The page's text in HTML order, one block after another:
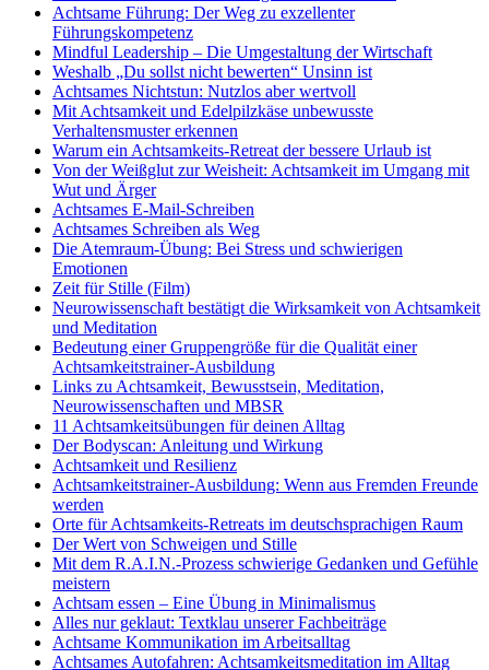
Achtsame Führung: Der Weg zu exzellenter
Führungskompetenz
Mindful Leadership – Die Umgestaltung der Wirtschaft
Weshalb „Du sollst nicht bewerten“ Unsinn ist
Achtsames Nichtstun: Nutzlos aber wertvoll
Mit Achtsamkeit und Edelpilzkäse unbewusste
Verhaltensmuster erkennen
Warum ein Achtsamkeits-Retreat der bessere Urlaub ist
Von der Weißglut zur Weisheit: Achtsamkeit im Umgang mit
Wut und Ärger
Achtsames E-Mail-Schreiben
Achtsames Schreiben als Weg
Die Atemraum-Übung: Bei Stress und schwierigen
Emotionen
Zeit für Stille (Film)
Neurowissenschaft bestätigt die Wirksamkeit von Achtsamkeit
und Meditation
Bedeutung einer Gruppengröße für die Qualität einer
Achtsamkeitstrainer-Ausbildung
Links zu Achtsamkeit, Bewusstsein, Meditation,
Neurowissenschaften und MBSR
11 Achtsamkeitsübungen für deinen Alltag
Der Bodyscan: Anleitung und Wirkung
Achtsamkeit und Resilienz
Achtsamkeitstrainer-Ausbildung: Wenn aus Fremden Freunde
werden
Orte für Achtsamkeits-Retreats im deutschsprachigen Raum
Der Wert von Schweigen und Stille
Mit dem R.A.I.N.-Prozess schwierige Gedanken und Gefühle
meistern
Achtsam essen – Eine Übung in Minimalismus
Alles nur geklaut: Textklau unserer Fachbeiträge
Achtsame Kommunikation im Arbeitsalltag
Achtsames Autofahren: Achtsamkeitsmeditation im Alltag